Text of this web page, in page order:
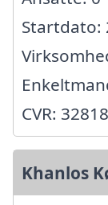
Startdato:
CVR:
Khanlos